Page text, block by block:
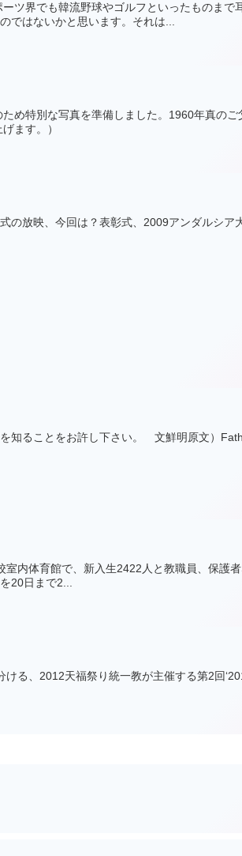
ツ界でも韓流野球やゴルフといったものまで
ではないかと思います。それは...
め特別な写真を準備しました。1960年真の
ます。）
放映、今回は？表彰式、2009アンダルシア
知ることをお許し下さい。 文鮮明原文）
内体育館で、新入生2422人と教職員、保護
20日まで2...
る、2012天福祭り統一教が主催する第2回